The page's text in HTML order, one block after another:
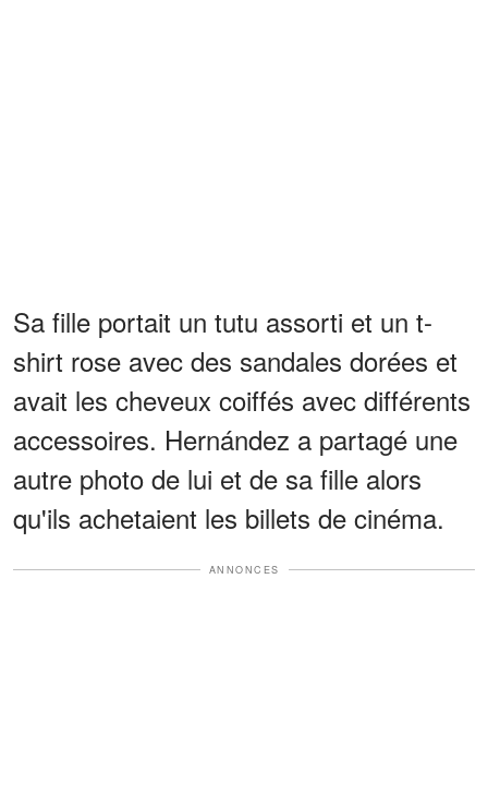
Sa fille portait un tutu assorti et un t-
shirt rose avec des sandales dorées et
avait les cheveux coiffés avec différents
accessoires. Hernández a partagé une
autre photo de lui et de sa fille alors
qu'ils achetaient les billets de cinéma.
ANNONCES